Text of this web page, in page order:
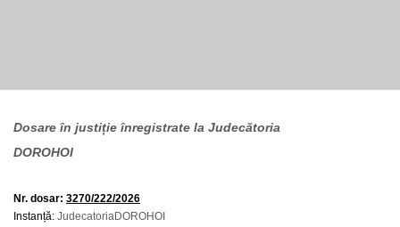
Dosare în justiție înregistrate la Judecătoria
DOROHOI
Nr. dosar: 3270/222/2026
Instanță: JudecatoriaDOROHOI